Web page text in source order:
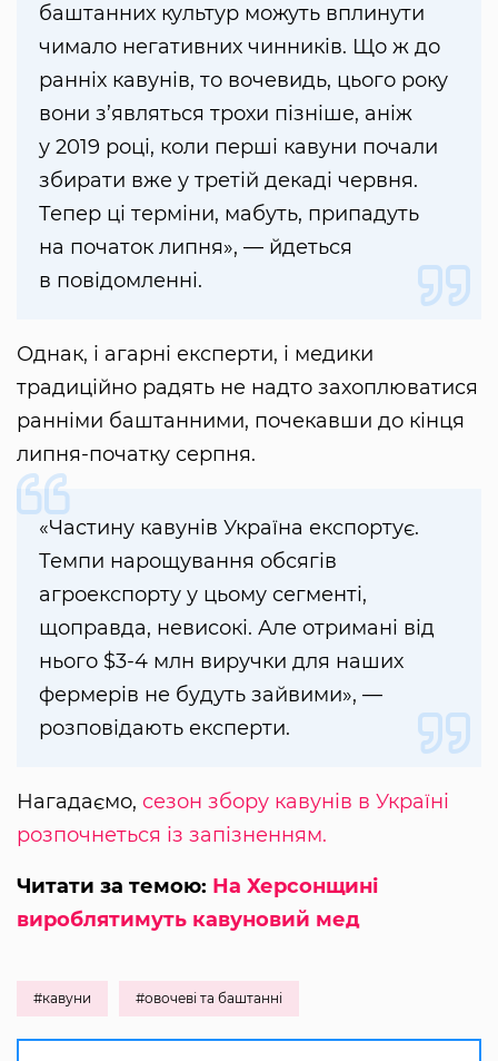
баштанних культур можуть вплинути
чимало негативних чинників. Що ж до
ранніх кавунів, то вочевидь, цього року
вони з’являться трохи пізніше, аніж
у 2019 році, коли перші кавуни почали
збирати вже у третій декаді червня.
Тепер ці терміни, мабуть, припадуть
на початок липня», — йдеться
в повідомленні.
Однак, і агарні експерти, і медики
традиційно радять не надто захоплюватися
ранніми баштанними, почекавши до кінця
липня-початку серпня.
«Частину кавунів Україна експортує.
Темпи нарощування обсягів
агроекспорту у цьому сегменті,
щоправда, невисокі. Але отримані від
нього $3-4 млн виручки для наших
фермерів не будуть зайвими», —
розповідають експерти.
Нагадаємо, сезон збору кавунів в Україні
розпочнеться із запізненням.
Читати за темою: На Херсонщині
вироблятимуть кавуновий мед
#кавуни #овочеві та баштанні